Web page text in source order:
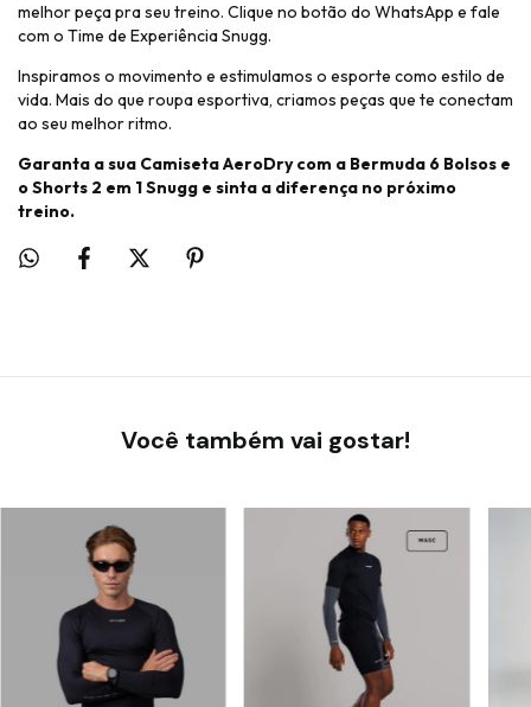
melhor peça pra seu treino. Clique no botão do WhatsApp e fale
com o Time de Experiência Snugg.
Inspiramos o movimento e estimulamos o esporte como estilo de
vida. Mais do que roupa esportiva, criamos peças que te conectam
ao seu melhor ritmo.
Garanta a sua Camiseta AeroDry com a Bermuda 6 Bolsos e
o Shorts 2 em 1 Snugg e sinta a diferença no próximo
treino.
Você também vai gostar!